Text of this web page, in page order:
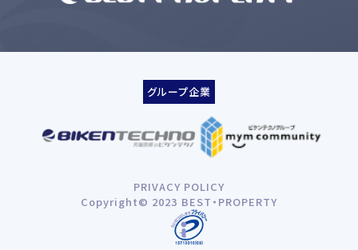
グループ企業
PRIVACY POLICY
Copyright© 2023 BEST・PROPERTY